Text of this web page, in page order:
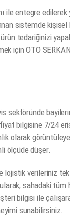
ile entegre edilerek
sistemde kişisel
tedariğinizi
için OTO
sektöründe
bilgisine 7/24
olarak
ölçüde düşer.
lojistik verileriniz
sahadaki tüm
bilgisi ile
sunabilirsiniz.